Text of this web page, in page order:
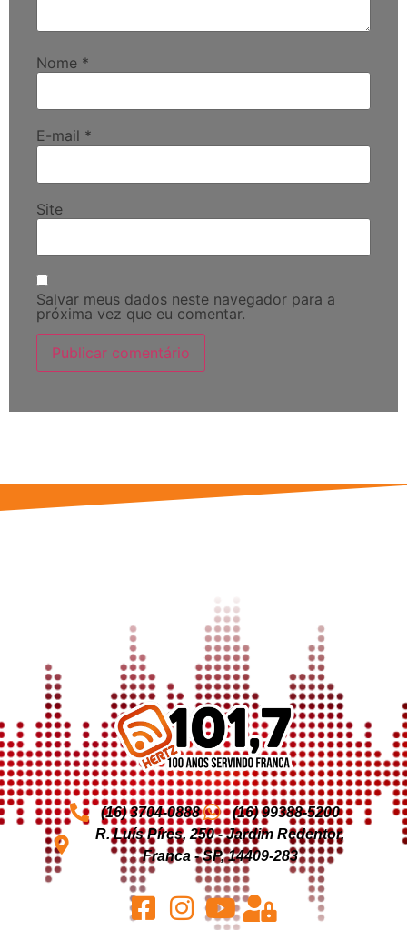
Nome *
E-mail *
Site
Salvar meus dados neste navegador para a
próxima vez que eu comentar.
(16) 3704-0888
(16) 99388-5200
R. Luís Píres, 250 - Jardim Redentor,
Franca - SP, 14409-283